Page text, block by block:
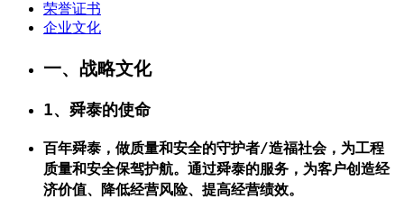
荣誉证书
企业文化
一、战略文化
1、舜泰的使命
百年舜泰，做质量和安全的守护者/造福社会，为工程
质量和安全保驾护航。通过舜泰的服务，为客户创造经
济价值、降低经营风险、提高经营绩效。